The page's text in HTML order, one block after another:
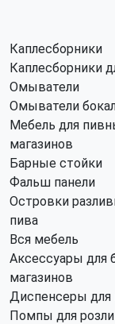
Каплесборники
Каплесборники
Омыватели
Омыватели
Мебель для
магазинов
Барные стойки
Фальш панели
Островки
пива
Вся мебель
Аксессуары для
магазинов
Диспенсеры для
Помпы для